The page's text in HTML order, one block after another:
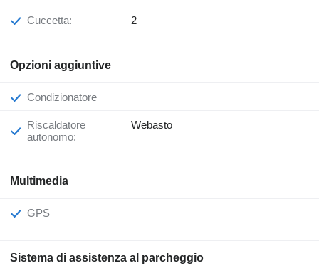
Cuccetta: 2
Opzioni aggiuntive
Condizionatore
Riscaldatore
autonomo:
Webasto
Multimedia
GPS
Sistema di assistenza al parcheggio